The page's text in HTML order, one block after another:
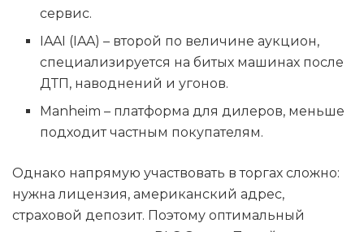
сервис.
IAAI (IAA) – второй по величине аукцион,
специализируется на битых машинах после
ДТП, наводнений и угонов.
Manheim – платформа для дилеров, меньше
подходит частным покупателям.
Однако напрямую участвовать в торгах сложно:
нужна лицензия, американский адрес,
страховой депозит. Поэтому оптимальный